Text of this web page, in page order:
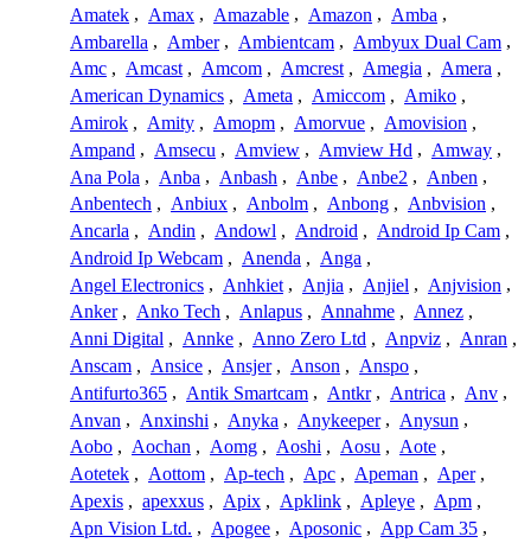
Amatek , Amax , Amazable , Amazon , Amba ,
Ambarella , Amber , Ambientcam , Ambyux Dual Cam ,
Amc , Amcast , Amcom , Amcrest , Amegia , Amera ,
American Dynamics , Ameta , Amiccom , Amiko ,
Amirok , Amity , Amopm , Amorvue , Amovision ,
Ampand , Amsecu , Amview , Amview Hd , Amway ,
Ana Pola , Anba , Anbash , Anbe , Anbe2 , Anben ,
Anbentech , Anbiux , Anbolm , Anbong , Anbvision ,
Ancarla , Andin , Andowl , Android , Android Ip Cam ,
Android Ip Webcam , Anenda , Anga ,
Angel Electronics , Anhkiet , Anjia , Anjiel , Anjvision ,
Anker , Anko Tech , Anlapus , Annahme , Annez ,
Anni Digital , Annke , Anno Zero Ltd , Anpviz , Anran ,
Anscam , Ansice , Ansjer , Anson , Anspo ,
Antifurto365 , Antik Smartcam , Antkr , Antrica , Anv ,
Anvan , Anxinshi , Anyka , Anykeeper , Anysun ,
Aobo , Aochan , Aomg , Aoshi , Aosu , Aote ,
Aotetek , Aottom , Ap-tech , Apc , Apeman , Aper ,
Apexis , apexxus , Apix , Apklink , Apleye , Apm ,
Apn Vision Ltd. , Apogee , Aposonic , App Cam 35 ,